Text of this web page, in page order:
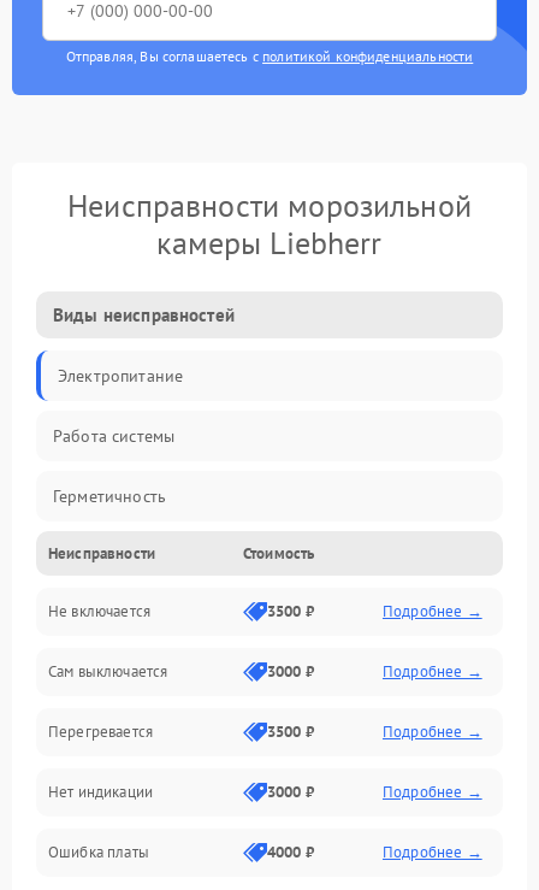
Отправляя, Вы соглашаетесь с политикой конфиденциальности
Неисправности морозильной
камеры Liebherr
Виды неисправностей
Электропитание
Работа системы
Герметичность
Механика
Неисправности Стоимость
Не включается 3500 ₽ Подробнее →
Сам выключается 3000 ₽ Подробнее →
Перегревается 3500 ₽ Подробнее →
Нет индикации 3000 ₽ Подробнее →
Ошибка платы 4000 ₽ Подробнее →